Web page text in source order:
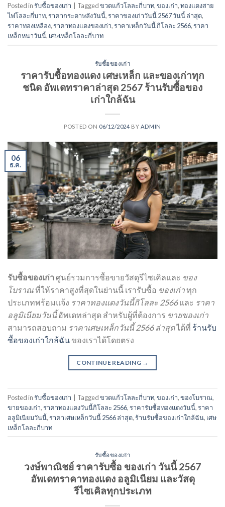
Posted inรับซื้อของเก่า Taggedขวดแก้วโลละกี่บาท,ของเก่า,ทองแดงสาย
ไฟโลละกี่บาท,ราคากระดาษลังวันนี้,ราคาของเก่าวันนี้ 2567 วันนี้ ล่าสุด,
ราคาทองเหลือง,ราคาทองแดงของเก่า,ราคาเหล็กวันนี้ กิโลละ 2566,ราคา
เหล็กหนาวันนี้, เศษเหล็กโลละกี่บาท
รับซื้อของเก่า
ราคารับซื้อทองแดง เศษเหล็ก และของเก่าทุก
ชนิด อัพเดทราคาล่าสุด 2567 ร้านรับซื้อของ
เก่าใกล้ฉัน
POSTED ON 06/12/2024 BY ADMIN
06
ธ.ค.
รับซื้อของเก่า ศูนย์รวมการซื้อขายวัสดุรีไซเคิลและ ของ
โบราณที่ให้ราคาสูงที่สุดในย่านนี้ เรารับซื้อ ของเก่าทุก
ประเภทพร้อมแจ้ง ราคาทองแดงวันนี้กิโลละ 2566และ ราคา
อลูมิเนียมวันนี้อัพเดทล่าสุด สำหรับผู้ที่ต้องการ ขายของเก่า
สามารถสอบถาม ราคาเศษเหล็กวันนี้ 2566 ล่าสุดได้ที่ ร้านรับ
ซื้อของเก่าใกล้ฉัน ของเราได้โดยตรง
CONTINUE READING →
Posted inรับซื้อของเก่า | Taggedขวดแก้วโลละกี่บาท,ของเก่า,ของโบราณ,
ขายของเก่า,ราคาทองแดงวันนี้กิโลละ 2566,ราคารับซื้อทองแดงวันนี้,ราคา
อลูมิเนียมวันนี้,ราคาเศษเหล็กวันนี้ 2566 ล่าสุด,ร้านรับซื้อของเก่าใกล้ฉัน, เศษ
เหล็กโลละกี่บาท
รับซื้อของเก่า
วงษ์พาณิชย์ ราคารับซื้อ ของเก่า วันนี้ 2567
อัพเดทราคาทองแดง อลูมิเนียม และวัสดุ
รีไซเคิลทุกประเภท